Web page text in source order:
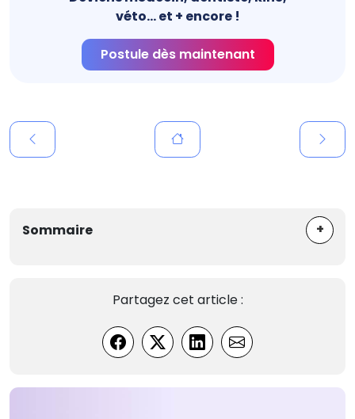
véto... et + encore !
Postule dès maintenant
Sommaire +
Partagez cet article :